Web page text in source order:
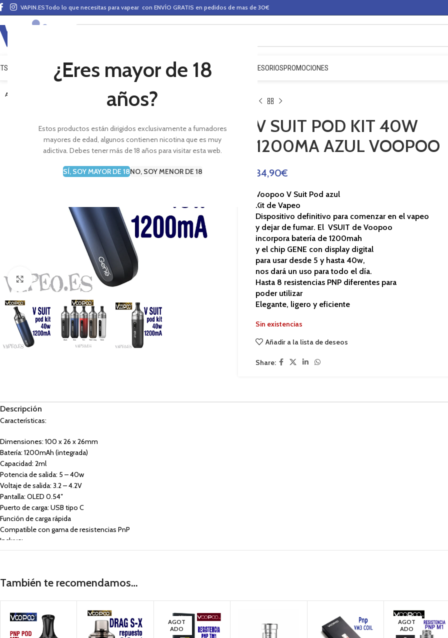
¿Eres mayor de 18
años?
Estos productos están dirigidos exclusivamente a fumadores
mayores de edad, algunos contienen nicotina que es muy
adictiva. Debes tener más de 18 años para visitar esta web.
SÍ, SOY MAYOR DE 18NO, SOY MENOR DE 18
VAPIN.ESTodo lo que necesitas para vapear con ENVÍO GRATIS en pedidos de mas de 30€
VAPEO MODS CLAROMIZADORES BASES Y AROMAS (ALQUIMIA) ACCESORIOSPROMOCIONES
AGOTADO
Haga Click para agrandar
V SUIT POD KIT 40W
1200MA AZUL VOOPOO
34,90€
Voopoo V Suit Pod azul
Kit de Vapeo
Dispositivo definitivo para comenzar en el vapeo
y dejar de fumar. El VSUIT de Voopoo
incorpora batería de 1200mah
y el chip GENE con display digital
para usar desde 5 y hasta 40w,
nos dará un uso para todo el día.
Hasta 8 resistencias PNP diferentes para
poder utilizar
Elegante, ligero y eficiente
Sin existencias
Añadir a la lista de deseos
Share:
Descripción
Características:
Dimensiones: 100 x 26 x 26mm
Batería: 1200mAh (integrada)
Capacidad: 2ml
Potencia de salida: 5 – 40w
Voltaje de salida: 3.2 – 4.2V
Pantalla: OLED 0.54″
Puerto de carga: USB tipo C
Función de carga rápida
Compatible con gama de resistencias PnP
Incluye:
1 X Cartucho de recambio de 2 ml
1 X Resistencia PnP-TM2 de 0.8 ohm
1 X Resistencia PnP-TR1 de 1.2 ohm
También te recomendamos…
AGOT
ADO
AGOT
ADO